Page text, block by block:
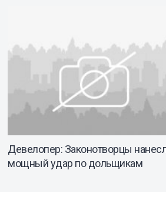
Девелопер: Законотворцы
мощный удар по дольщикам